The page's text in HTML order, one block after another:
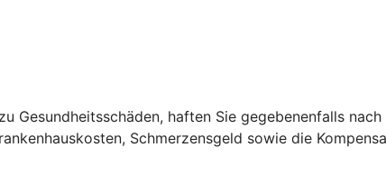
haften Sie gegebenenfalls
Schmerzensgeld sowie die